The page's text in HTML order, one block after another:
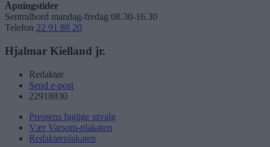
Åpningstider
Sentralbord mandag-fredag 08.30-16.30
Telefon 22 91 88 20
Hjalmar Kielland jr.
Redaktør
Send e-post
22918830
Pressens faglige utvalg
Vær Varsom-plakaten
Redaktørplakaten